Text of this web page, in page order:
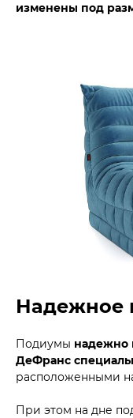
изменены под
Надежное
Подиумы надежно
ДеФранс
расположенными
При этом на дне